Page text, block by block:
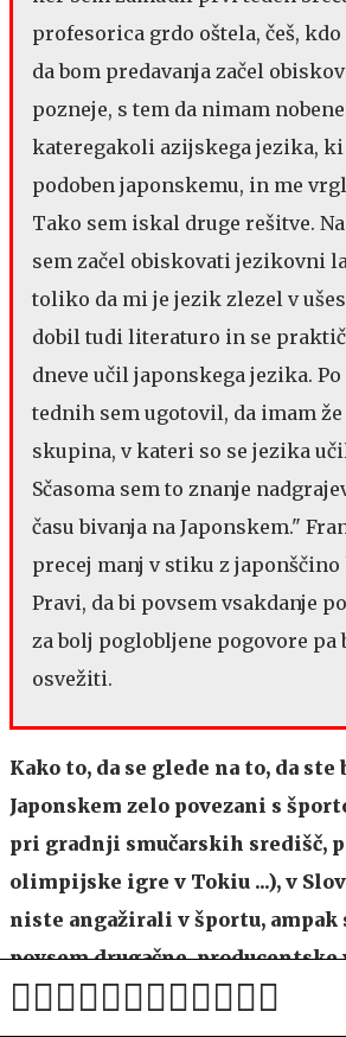
profesorica grdo oštela, češ,
da bom predavanja začel
pozneje, s tem da nimam
kateregakoli azijskega jezika,
podoben japonskemu, in me
Tako sem iskal druge rešitve.
sem začel obiskovati jezikovni
toliko da mi je jezik zlezel v
dobil tudi literaturo in se
dneve učil japonskega jezika.
tednih sem ugotovil, da imam
skupina, v kateri so se jezika
Sčasoma sem to znanje
času bivanja na Japonskem."
precej manj v stiku z japonščino
Pravi, da bi povsem vsakdanje
za bolj poglobljene pogovore pa
osvežiti.
Kako to, da se glede na to, da
Japonskem zelo povezani s
pri gradnji smučarskih središč,
olimpijske igre v Tokiu ...), v
niste angažirali v športu, ampak
povsem drugačne, producentske